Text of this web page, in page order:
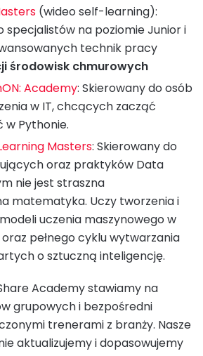
(wideo self-learning):
specjalistów na poziomie Junior i
technik pracy
środowisk chmurowych
Academy: Skierowany do osób
w IT, chcących zacząć
Pythonie.
Masters: Skierowany do
oraz praktyków Data
nie jest straszna
matematyka. Uczy tworzenia i
uczenia maszynowego w
pełnego cyklu wytwarzania
o sztuczną inteligencję.
Academy stawiamy na
grupowych i bezpośredni
trenerami z branży. Nasze
aktualizujemy i dopasowujemy